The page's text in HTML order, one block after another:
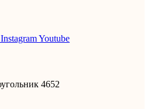
InstagramYoutube